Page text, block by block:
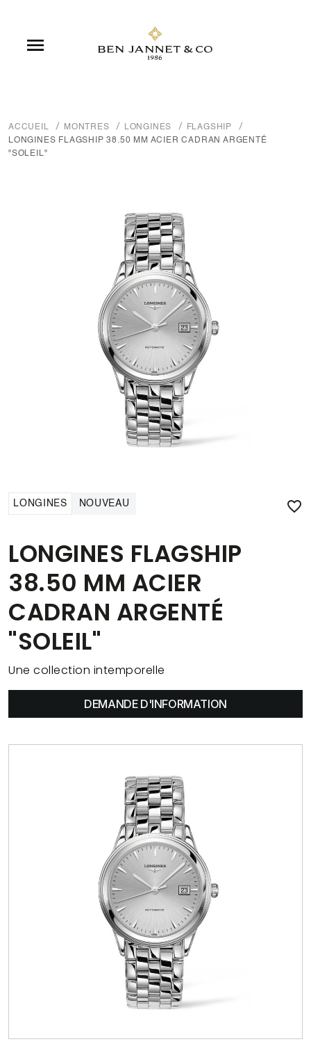

ACCUEIL MONTRES LONGINES
FLAGSHIP
LONGINES FLAGSHIP 38.50 MM ACIER CADRAN ARGENTÉ
"SOLEIL"
LONGINES NOUVEAU 
LONGINES FLAGSHIP
38.50 MM ACIER
CADRAN ARGENTÉ
"SOLEIL"
Une collection intemporelle
DEMANDE D'INFORMATION